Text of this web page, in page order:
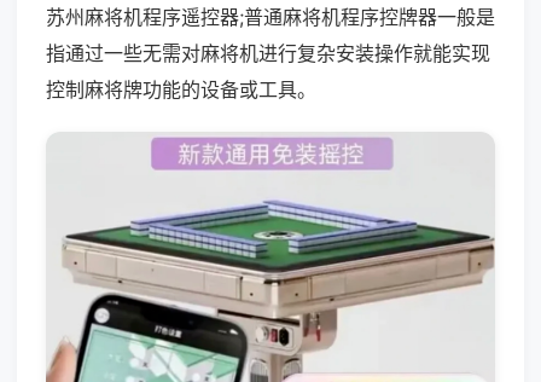
苏州麻将机程序遥控器;普通麻将机程序控牌器一般是
指通过一些无需对麻将机进行复杂安装操作就能实现
控制麻将牌功能的设备或工具。